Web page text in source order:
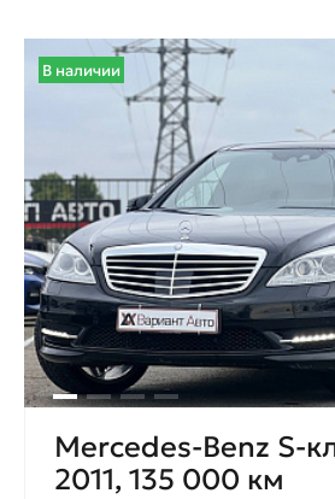
В наличии
Mercedes-Benz S-
2011, 135 000 км